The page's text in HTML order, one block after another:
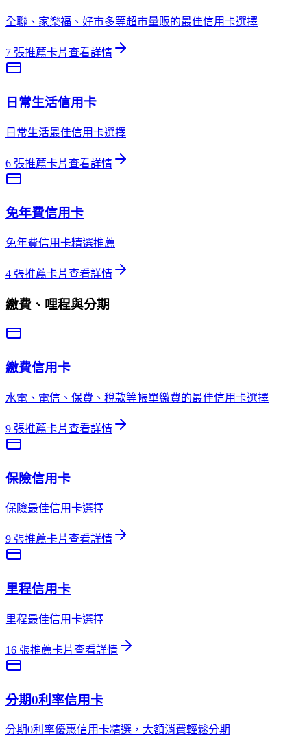
全聯、家樂福、好市多等超市量販的最佳信用卡選擇
7 張推薦卡片 查看詳情
日常生活信用卡
日常生活最佳信用卡選擇
6 張推薦卡片 查看詳情
免年費信用卡
免年費信用卡精選推薦
4 張推薦卡片 查看詳情
繳費、哩程與分期
繳費信用卡
水電、電信、保費、稅款等帳單繳費的最佳信用卡選擇
9 張推薦卡片 查看詳情
保險信用卡
保險最佳信用卡選擇
9 張推薦卡片 查看詳情
里程信用卡
里程最佳信用卡選擇
16 張推薦卡片 查看詳情
分期0利率信用卡
分期0利率優惠信用卡精選，大額消費輕鬆分期